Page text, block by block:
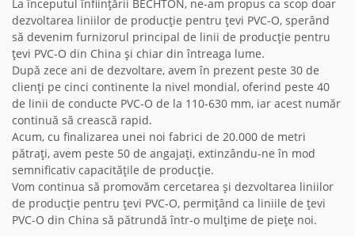
La începutul înființării BECHTON, ne-am propus ca scop doar
dezvoltarea liniilor de producție pentru țevi PVC-O, sperând
să devenim furnizorul principal de linii de producție pentru
țevi PVC-O din China și chiar din întreaga lume.
După zece ani de dezvoltare, avem în prezent peste 30 de
clienți pe cinci continente la nivel mondial, oferind peste 40
de linii de conducte PVC-O de la 110-630 mm, iar acest număr
continuă să crească rapid.
Acum, cu finalizarea unei noi fabrici de 20.000 de metri
pătrați, avem peste 50 de angajați, extinzându-ne în mod
semnificativ capacitățile de producție.
Vom continua să promovăm cercetarea și dezvoltarea liniilor
de producție pentru țevi PVC-O, permițând ca liniile de țevi
PVC-O din China să pătrundă într-o mulțime de piețe noi.